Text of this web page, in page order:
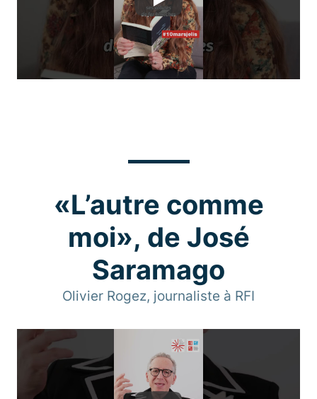
Play
«L’autre comme
moi», de José
Saramago
Olivier Rogez, journaliste à RFI